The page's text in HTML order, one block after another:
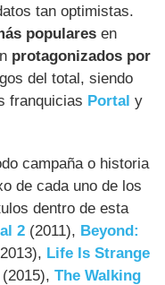
tan optimistas.
populares en
protagonizados por
del total, siendo
franquicias Portal y
campaña o historia
de cada uno de los
dentro de esta
2 (2011), Beyond:
Life Is Strange
(2015),The Walking